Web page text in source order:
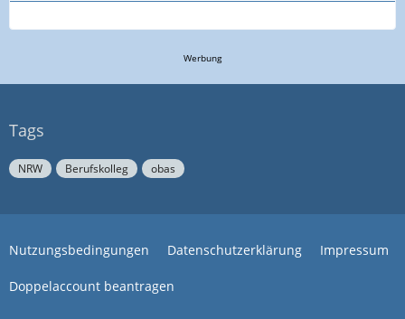
Werbung
Tags
NRW Berufskolleg obas
Nutzungsbedingungen Datenschutzerklärung Impressum
Doppelaccount beantragen